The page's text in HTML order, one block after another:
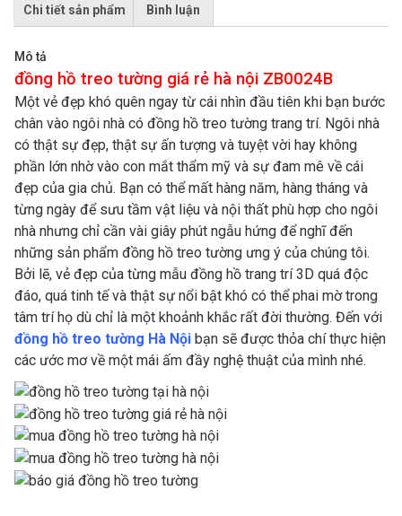
Chi tiết sản phẩm Bình luận
Mô tả
đồng hồ treo tường giá rẻ hà nội ZB0024B
Một vẻ đẹp khó quên ngay từ cái nhìn đầu tiên khi bạn bước
chân vào ngôi nhà có đồng hồ treo tường trang trí. Ngôi nhà
có thật sự đẹp, thật sự ấn tượng và tuyệt vời hay không
phần lớn nhờ vào con mắt thẩm mỹ và sự đam mê về cái
đẹp của gia chủ. Bạn có thể mất hàng năm, hàng tháng và
từng ngày để sưu tầm vật liệu và nội thất phù hợp cho ngôi
nhà nhưng chỉ cần vài giây phút ngẫu hứng để nghĩ đến
những sản phẩm đồng hồ treo tường ưng ý của chúng tôi.
Bởi lẽ, vẻ đẹp của từng mẫu đồng hồ trang trí 3D quá độc
đáo, quá tinh tế và thật sự nổi bật khó có thể phai mờ trong
tâm trí họ dù chỉ là một khoảnh khắc rất đời thường. Đến với
đồng hồ treo tường Hà Nội bạn sẽ được thỏa chí thực hiện
các ước mơ về một mái ấm đầy nghệ thuật của mình nhé.